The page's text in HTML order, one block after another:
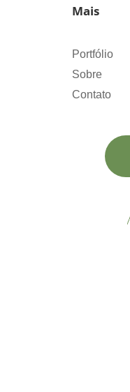
Mais
Portfólio
Sobre
Contato